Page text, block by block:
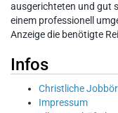
ausgerichteten und gut
einem professionell
Anzeige die benötigte
Infos
Christliche
Impressum